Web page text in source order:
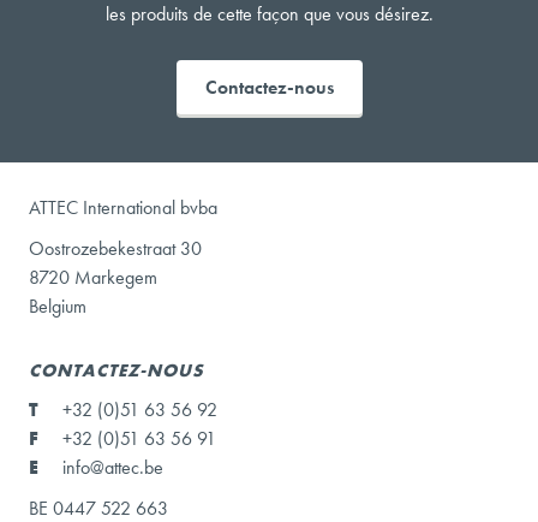
les produits de cette façon que vous désirez.
Contactez-nous
ATTEC International bvba
Oostrozebekestraat 30
8720 Markegem
Belgium
CONTACTEZ-NOUS
T
+32 (0)51 63 56 92
F
+32 (0)51 63 56 91
E
info@attec.be
BE 0447 522 663